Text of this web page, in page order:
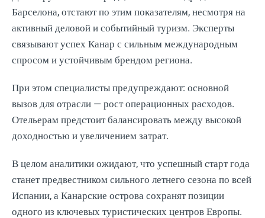
Барселона, отстают по этим показателям, несмотря на
активный деловой и событийный туризм. Эксперты
связывают успех Канар с сильным международным
спросом и устойчивым брендом региона.
При этом специалисты предупреждают: основной
вызов для отрасли — рост операционных расходов.
Отельерам предстоит балансировать между высокой
доходностью и увеличением затрат.
В целом аналитики ожидают, что успешный старт года
станет предвестником сильного летнего сезона по всей
Испании, а Канарские острова сохранят позиции
одного из ключевых туристических центров Европы.